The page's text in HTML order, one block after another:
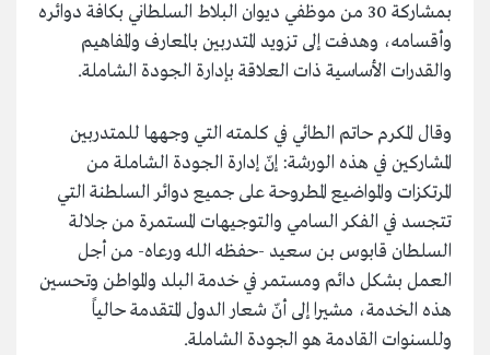
بمشاركة 30 من موظفي ديوان البلاط السلطاني بكافة دوائره
وأقسامه، وهدفت إلى تزويد المتدربين بالمعارف والمفاهيم
والقدرات الأساسية ذات العلاقة بإدارة الجودة الشاملة.
وقال المكرم حاتم الطائي في كلمته التي وجهها للمتدربين
المشاركين في هذه الورشة: إنّ إدارة الجودة الشاملة من
المرتكزات والمواضيع المطروحة على جميع دوائر السلطنة التي
تتجسد في الفكر السامي والتوجيهات المستمرة من جلالة
السلطان قابوس بن سعيد -حفظه الله ورعاه- من أجل
العمل بشكل دائم ومستمر في خدمة البلد والمواطن وتحسين
هذه الخدمة، مشيرا إلى أنّ شعار الدول المتقدمة حالياً
وللسنوات القادمة هو الجودة الشاملة.